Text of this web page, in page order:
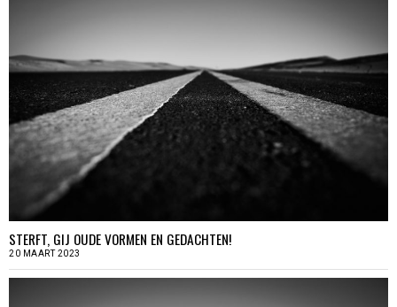
STERFT, GIJ OUDE VORMEN EN GEDACHTEN!
20 MAART 2023